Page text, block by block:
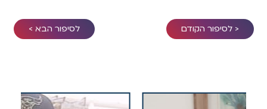
< לסיפור הקודם לסיפור הבא >